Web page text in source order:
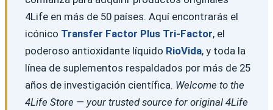
4Life en más de 50 países. Aquí encontrarás el
icónico Transfer Factor Plus Tri-Factor, el
poderoso antioxidante líquido RioVida, y toda la
línea de suplementos respaldados por más de 25
años de investigación científica. Welcome to the
4Life Store — your trusted source for original 4Life